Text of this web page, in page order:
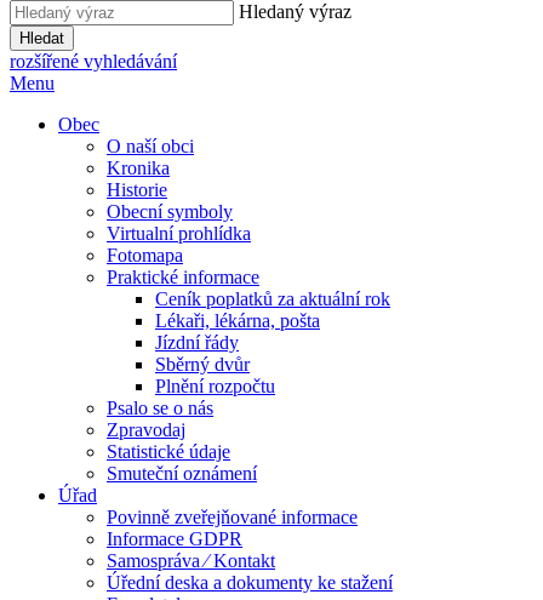
Hledaný výraz
Hledat
rozšířené vyhledávání
Menu
Obec
O naší obci
Kronika
Historie
Obecní symboly
Virtualní prohlídka
Fotomapa
Praktické informace
Ceník poplatků za aktuální rok
Lékaři, lékárna, pošta
Jízdní řády
Sběrný dvůr
Plnění rozpočtu
Psalo se o nás
Zpravodaj
Statistické údaje
Smuteční oznámení
Úřad
Povinně zveřejňované informace
Informace GDPR
Samospráva ⁄ Kontakt
Úřední deska a dokumenty ke stažení